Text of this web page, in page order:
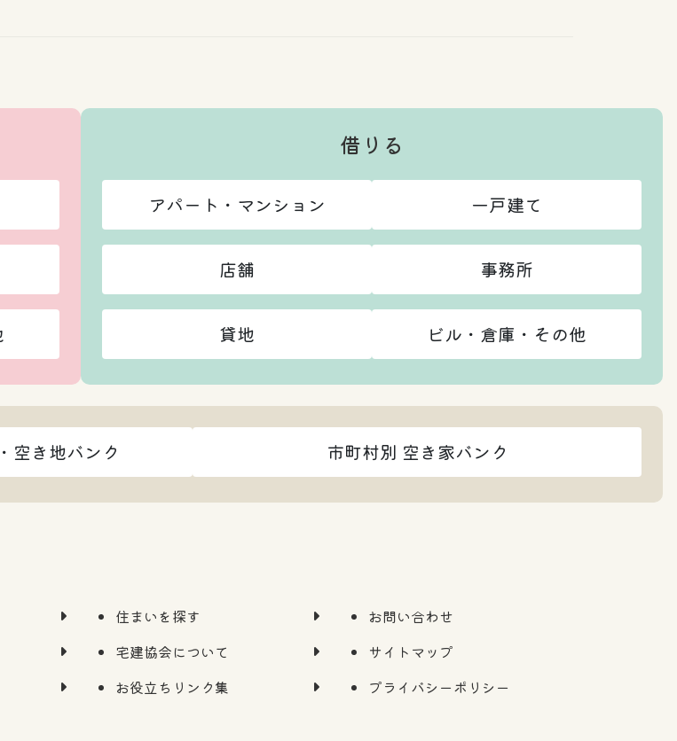
借りる
アパート・マンション 一戸建て
店舗 事務所
貸地 ビル・倉庫・その他
空き地バンク 市町村別 空き家バンク
住まいを探す
宅建協会について
お役立ちリンク集
お問い合わせ
サイトマップ
プライバシーポリシー